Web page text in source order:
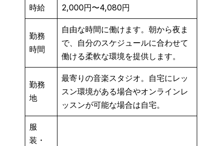
時給 2,000円〜4,080円
勤務
時間
自由な時間に働けます。朝から夜ま
で、自分のスケジュールに合わせて
働ける柔軟な環境を提供します。
勤務
地
最寄りの音楽スタジオ。自宅にレッ
スン環境がある場合やオンラインレ
ッスンが可能な場合は自宅。
服
装・